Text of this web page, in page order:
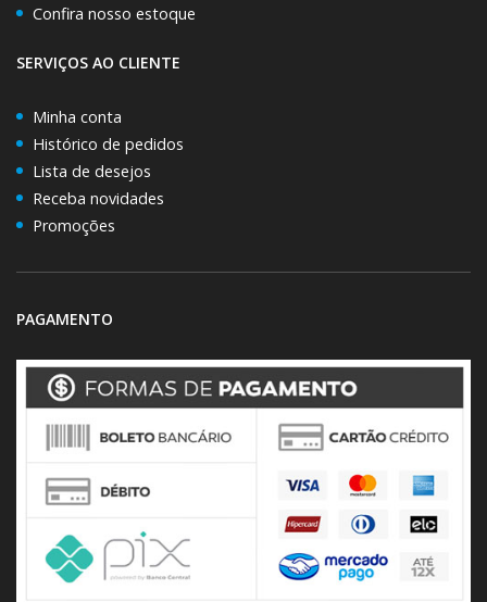
Confira nosso estoque
SERVIÇOS AO CLIENTE
Minha conta
Histórico de pedidos
Lista de desejos
Receba novidades
Promoções
PAGAMENTO